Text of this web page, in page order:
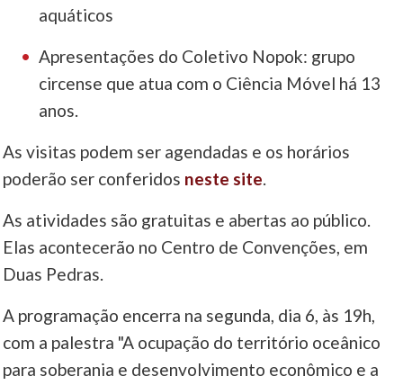
aquáticos
Apresentações do Coletivo Nopok: grupo
circense que atua com o Ciência Móvel há 13
anos.
As visitas podem ser agendadas e os horários
poderão ser conferidos neste site.
As atividades são gratuitas e abertas ao público.
Elas acontecerão no Centro de Convenções, em
Duas Pedras.
A programação encerra na segunda, dia 6, às 19h,
com a palestra "A ocupação do território oceânico
para soberania e desenvolvimento econômico e a